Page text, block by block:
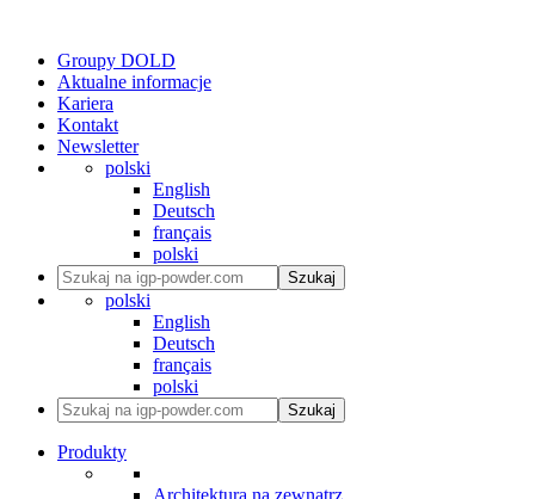
Groupy DOLD
Aktualne informacje
Kariera
Kontakt
Newsletter
polski
English
Deutsch
français
polski
Szukaj
polski
English
Deutsch
français
polski
Szukaj
Produkty
Architektura na zewnątrz